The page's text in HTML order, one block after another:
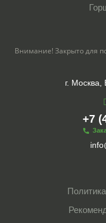
Внимание! Закрыто для
г. Москва,
+7